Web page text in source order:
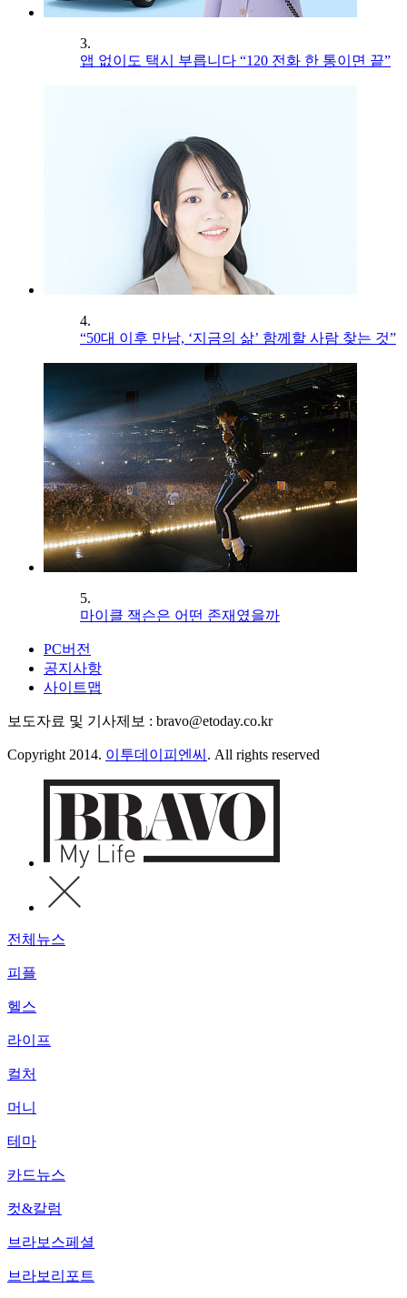
3.
앱 없이도 택시 부릅니다 “120 전화 한 통이면 끝”
4.
“50대 이후 만남, ‘지금의 삶’ 함께할 사람 찾는 것”
5.
마이클 잭슨은 어떤 존재였을까
PC버전
공지사항
사이트맵
보도자료 및 기사제보 : bravo@etoday.co.kr
Copyright 2014. 이투데이피엔씨 . All rights reserved
전체뉴스
피플
헬스
라이프
컬처
머니
테마
카드뉴스
컷&칼럼
브라보스페셜
브라보리포트